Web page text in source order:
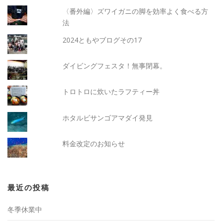
〈番外編〉ズワイガニの脚を効率よく食べる方
法
2024ともやブログその17
ダイビングフェスタ！無事閉幕。
トロトロに炊いたラフティー丼
ホタルビサンゴアマダイ発見
料金改定のお知らせ
最近の投稿
冬季休業中